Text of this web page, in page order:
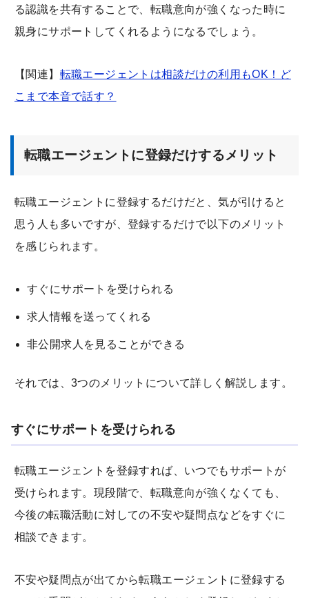
る認識を共有することで、転職意向が強くなった時に
親身にサポートしてくれるようになるでしょう。
【関連】 転職エージェントは相談だけの利用もOK！ど
こまで本音で話す？
転職エージェントに登録だけするメリット
転職エージェントに登録するだけだと、気が引けると
思う人も多いですが、登録するだけで以下のメリット
を感じられます。
すぐにサポートを受けられる
求人情報を送ってくれる
非公開求人を見ることができる
それでは、3つのメリットについて詳しく解説します。
すぐにサポートを受けられる
転職エージェントを登録すれば、いつでもサポートが
受けられます。現段階で、転職意向が強くなくても、
今後の転職活動に対しての不安や疑問点などをすぐに
相談できます。
不安や疑問点が出てから転職エージェントに登録する